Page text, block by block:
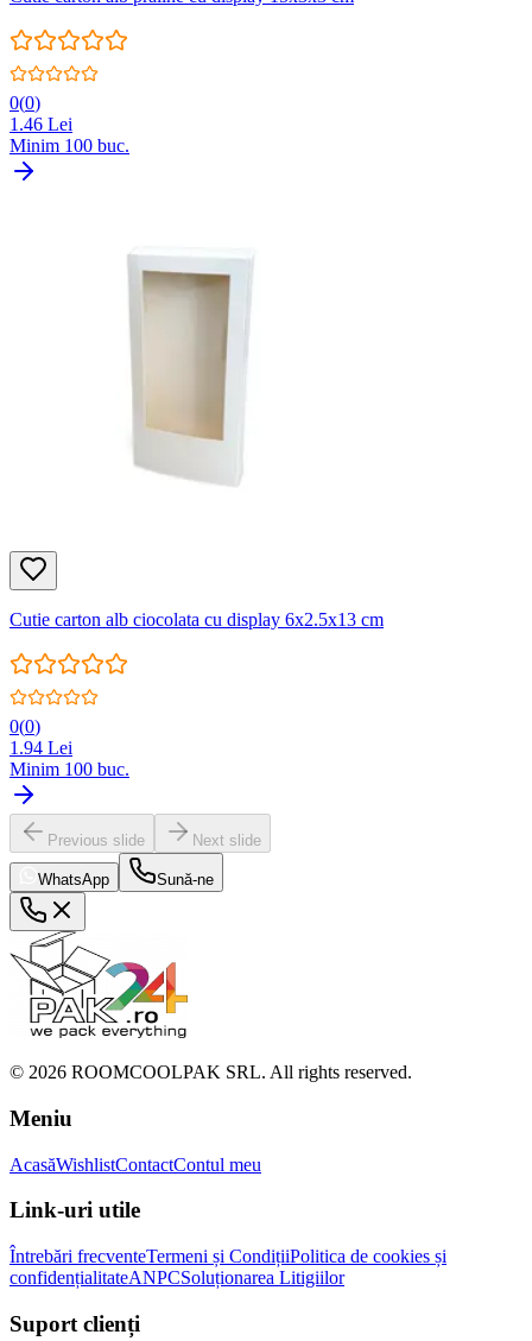
0(0)
1.46 Lei
Minim 100 buc.
Cutie carton alb ciocolata cu display 6x2.5x13 cm
0(0)
1.94 Lei
Minim 100 buc.
Previous slide Next slide
WhatsApp Sună-ne
© 2026 ROOMCOOLPAK SRL. All rights reserved.
Meniu
AcasăWishlistContactContul meu
Link-uri utile
Întrebări frecventeTermeni și CondițiiPolitica de cookies și
confidențialitateANPCSoluționarea Litigiilor
Suport clienți